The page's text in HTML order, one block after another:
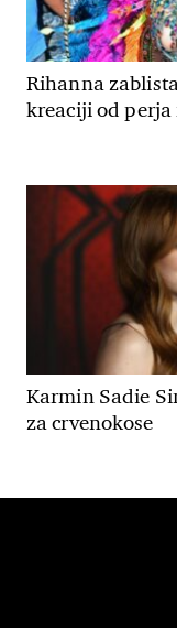
Rihanna
kreaciji od perja
Karmin Sadie
za crvenokose